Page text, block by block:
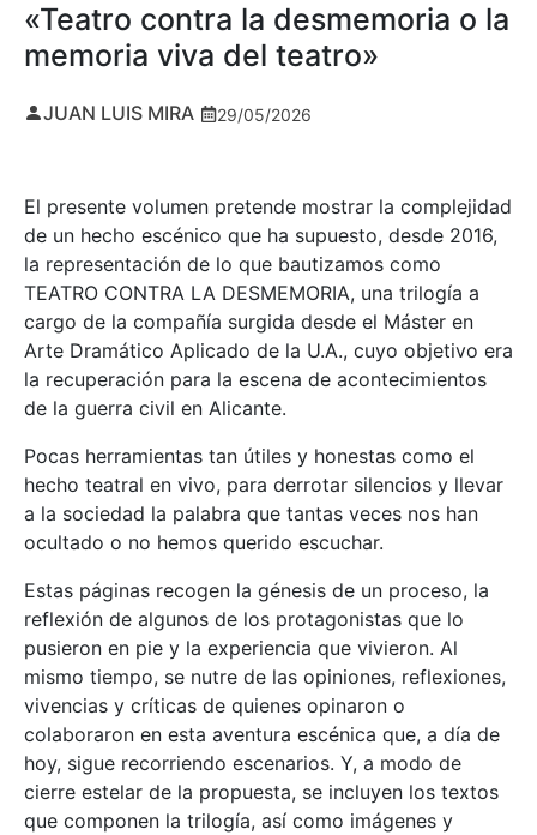
«Teatro contra la desmemoria o la
memoria viva del teatro»
JUAN LUIS MIRA 29/05/2026
El presente volumen pretende mostrar la complejidad
de un hecho escénico que ha supuesto, desde 2016,
la representación de lo que bautizamos como
TEATRO CONTRA LA DESMEMORIA, una trilogía a
cargo de la compañía surgida desde el Máster en
Arte Dramático Aplicado de la U.A., cuyo objetivo era
la recuperación para la escena de acontecimientos
de la guerra civil en Alicante.
Pocas herramientas tan útiles y honestas como el
hecho teatral en vivo, para derrotar silencios y llevar
a la sociedad la palabra que tantas veces nos han
ocultado o no hemos querido escuchar.
Estas páginas recogen la génesis de un proceso, la
reflexión de algunos de los protagonistas que lo
pusieron en pie y la experiencia que vivieron. Al
mismo tiempo, se nutre de las opiniones, reflexiones,
vivencias y críticas de quienes opinaron o
colaboraron en esta aventura escénica que, a día de
hoy, sigue recorriendo escenarios. Y, a modo de
cierre estelar de la propuesta, se incluyen los textos
que componen la trilogía, así como imágenes y